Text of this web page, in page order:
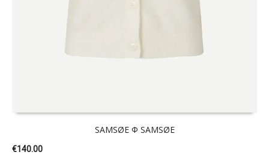
SAMSØE Φ SAMSØE
€140.00